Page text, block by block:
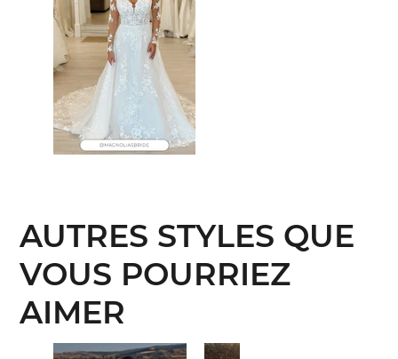
AUTRES STYLES QUE
VOUS POURRIEZ
AIMER